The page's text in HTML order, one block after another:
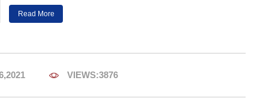
将洪水引流至下游！
Read More
 VIEWS:3876